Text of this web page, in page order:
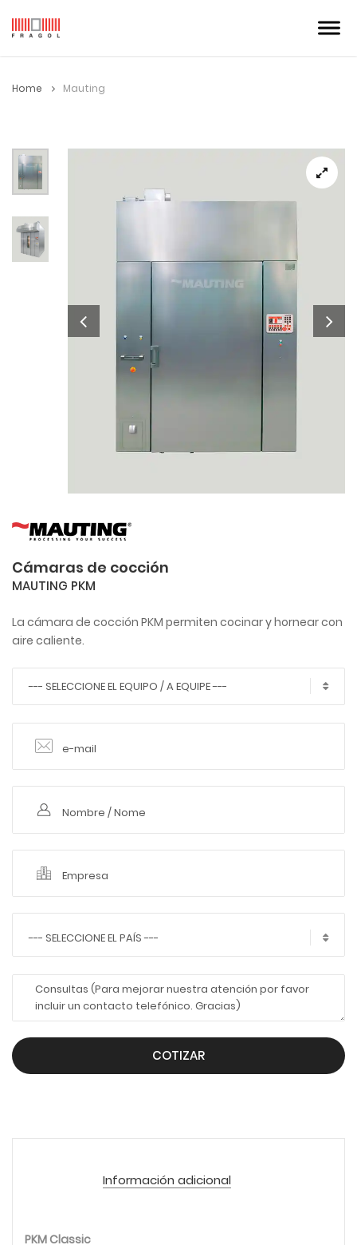
Home Mauting
Cámaras de cocción
MAUTING PKM
La cámara de cocción PKM permiten cocinar y hornear con
aire caliente.
--- SELECCIONE EL EQUIPO / A EQUIPE ---
--- SELECCIONE EL PAÍS ---
COTIZAR
Información adicional
PKM Classic